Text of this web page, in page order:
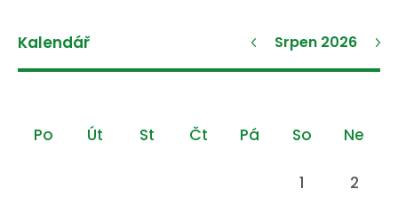
Kalendář Srpen 2026
Po Út St Čt Pá So Ne
1 2